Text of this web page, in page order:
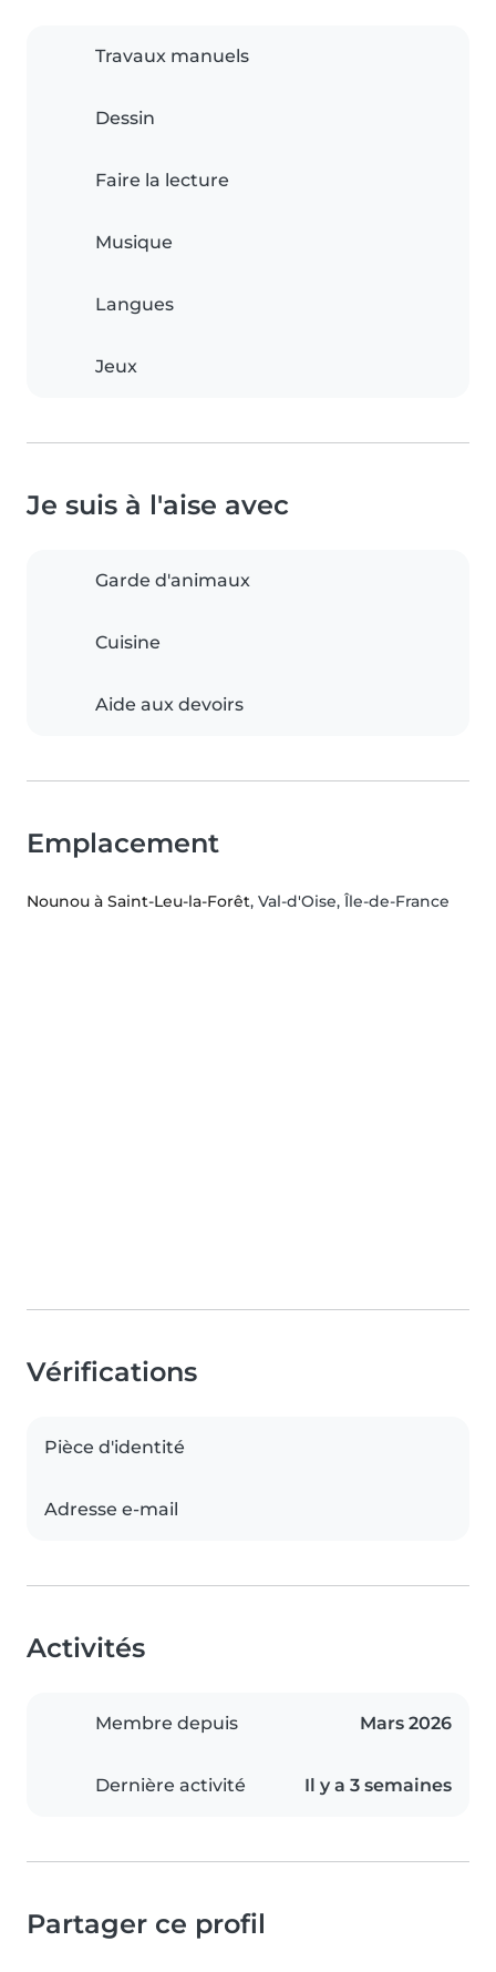
Travaux manuels
Dessin
Faire la lecture
Musique
Langues
Jeux
Je suis à l'aise avec
Garde d'animaux
Cuisine
Aide aux devoirs
Emplacement
Nounou à Saint-Leu-la-Forêt, Val-d'Oise, Île-de-France
Vérifications
Pièce d'identité
Adresse e-mail
Activités
Membre depuis Mars 2026
Dernière activité Il y a 3 semaines
Partager ce profil